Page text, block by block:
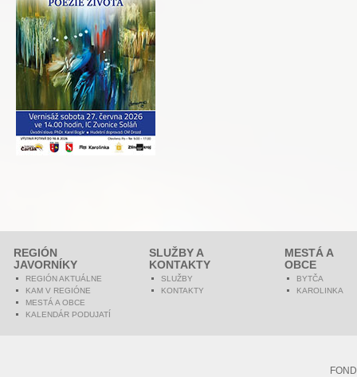
REGIÓN
JAVORNÍKY
REGIÓN AKTUÁLNE
KAM V REGIÓNE
MESTÁ A OBCE
KALENDÁR PODUJATÍ
SLUŽBY A
KONTAKTY
SLUŽBY
KONTAKTY
MESTÁ A
OBCE
BYTČA
KAROLINKA